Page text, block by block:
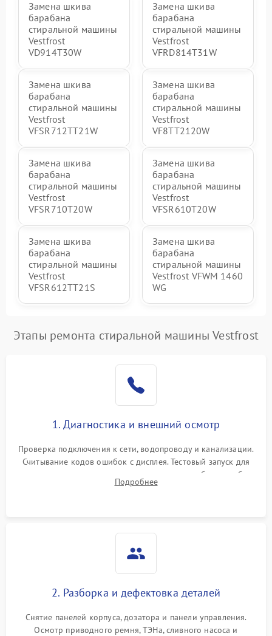
Замена шкива
барабана
стиральной машины
Vestfrost
VD914T30W
Замена шкива
барабана
стиральной машины
Vestfrost
VFRD814T31W
Замена шкива
барабана
стиральной машины
Vestfrost
VFSR712TT21W
Замена шкива
барабана
стиральной машины
Vestfrost
VF8TT2120W
Замена шкива
барабана
стиральной машины
Vestfrost
VFSR710T20W
Замена шкива
барабана
стиральной машины
Vestfrost
VFSR610T20W
Замена шкива
барабана
стиральной машины
Vestfrost
VFSR612TT21S
Замена шкива
барабана
стиральной машины
Vestfrost VFWM 1460
WG
Этапы ремонта стиральной машины Vestfrost
1. Диагностика и внешний осмотр
Проверка подключения к сети, водопроводу и канализации.
Считывание кодов ошибок с дисплея. Тестовый запуск для
выявления посторонних шумов, протечек или сбоев в работе
электронного модуля управления.
Подробнее
2. Разборка и дефектовка деталей
Снятие панелей корпуса, дозатора и панели управления.
Осмотр приводного ремня, ТЭНа, сливного насоса и